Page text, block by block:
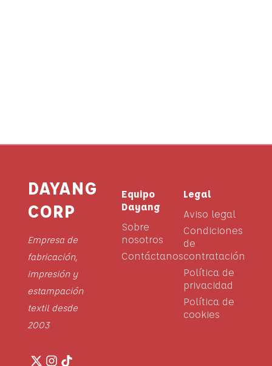
DAYANG
CORP
Empresa de
fabricación,
impresión y
estampación
textil desde
2003
Equipo
Dayang
Sobre
nosotros
Contáctanos
Legal
Aviso legal
Condiciones
de
contratación
Política de
privacidad
Política de
cookies